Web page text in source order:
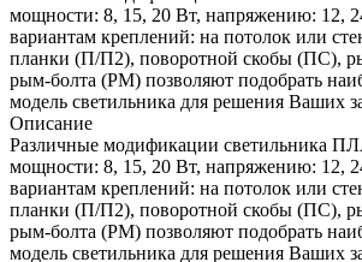
мощности: 8, 15, 20 Вт, напряжению: 12,
вариантам креплений: на потолок или
планки (П/П2), поворотной скобы (ПС),
рым-болта (РМ) позволяют подобрать
модель светильника для решения Ваших
Описание
Различные модификации светильника
мощности: 8, 15, 20 Вт, напряжению: 12,
вариантам креплений: на потолок или
планки (П/П2), поворотной скобы (ПС),
рым-болта (РМ) позволяют подобрать
модель светильника для решения Ваших